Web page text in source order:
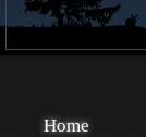
Home